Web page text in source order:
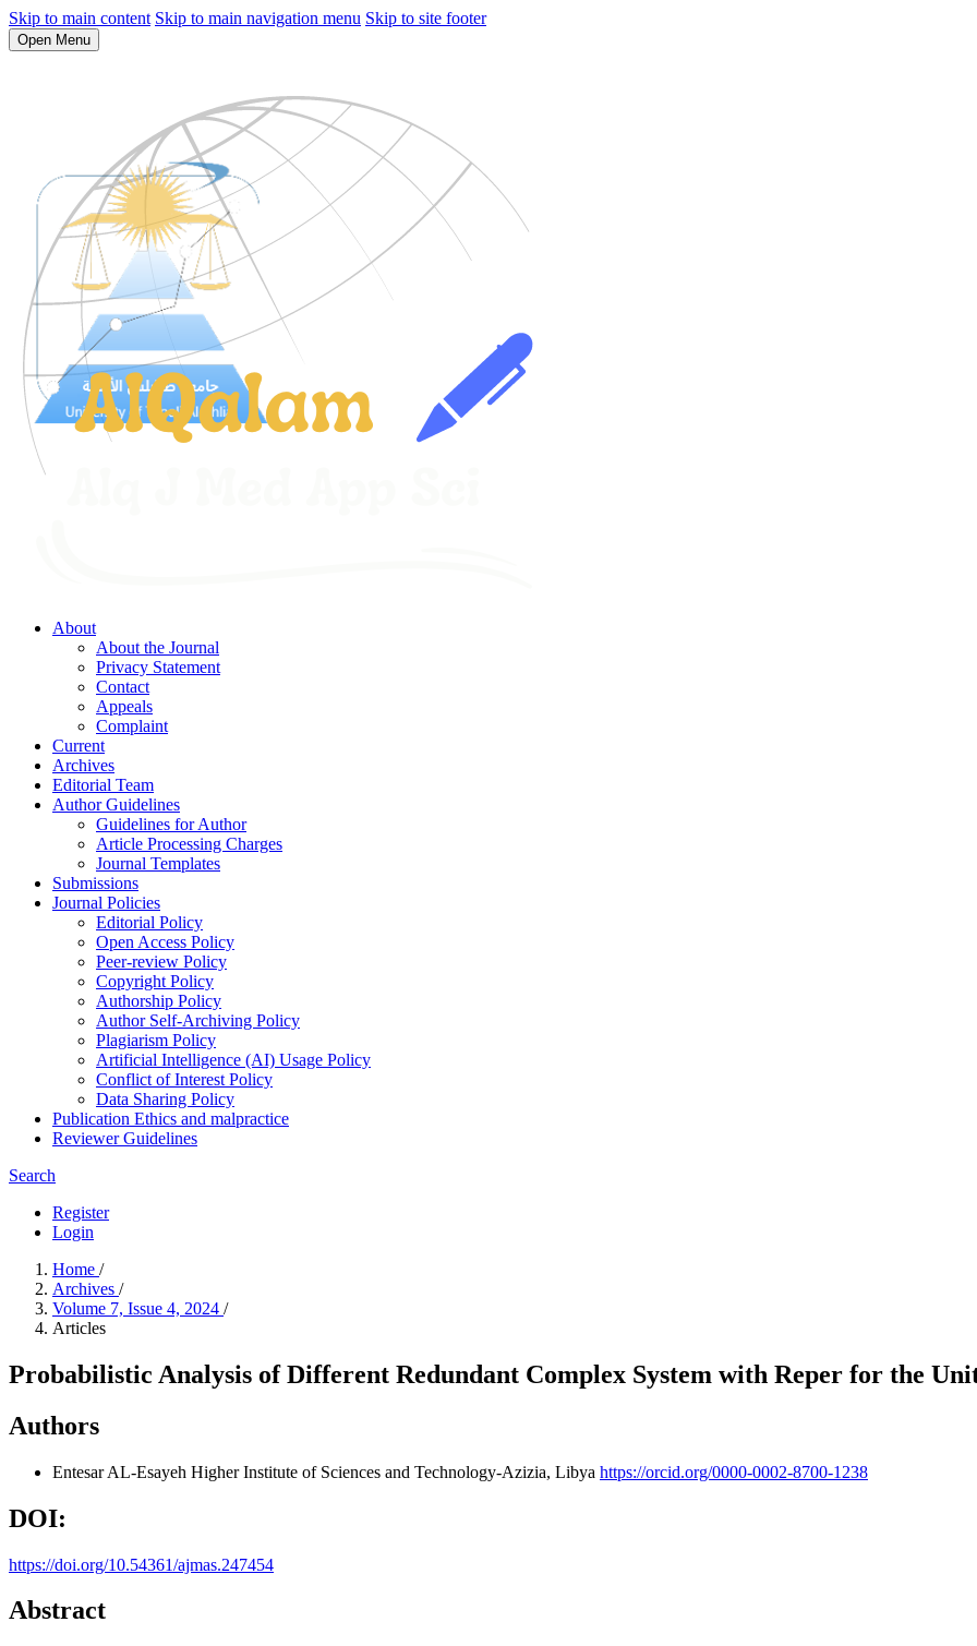
Skip to main content Skip to main navigation menu Skip to site footer
Open Menu
About
About the Journal
Privacy Statement
Contact
Appeals
Complaint
Current
Archives
Editorial Team
Author Guidelines
Guidelines for Author
Article Processing Charges
Journal Templates
Submissions
Journal Policies
Editorial Policy
Open Access Policy
Peer-review Policy
Copyright Policy
Authorship Policy
Author Self-Archiving Policy
Plagiarism Policy
Artificial Intelligence (AI) Usage Policy
Conflict of Interest Policy
Data Sharing Policy
Publication Ethics and malpractice
Reviewer Guidelines
Search
Register
Login
Home /
Archives /
Volume 7, Issue 4, 2024 /
Articles
Probabilistic Analysis of Different Redundant Complex System with Reper for the
Authors
Entesar AL-Esayeh Higher Institute of Sciences and Technology-Azizia, Libya https://orcid.org/0000-0002-8700-1238
DOI:
https://doi.org/10.54361/ajmas.247454
Abstract